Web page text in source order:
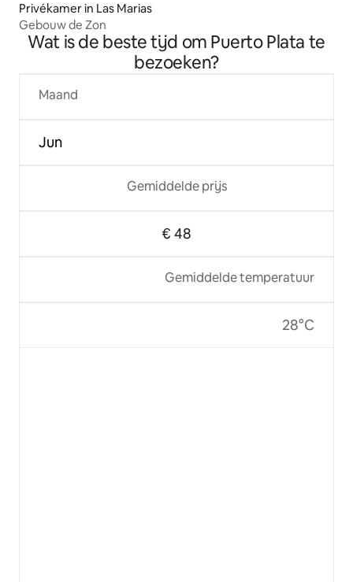
Privékamer in Las Marias
Gebouw de Zon
Wat is de beste tijd om Puerto Plata te
bezoeken?
Maand
Jun
Gemiddelde prijs
€ 48
Gemiddelde temperatuur
28°C